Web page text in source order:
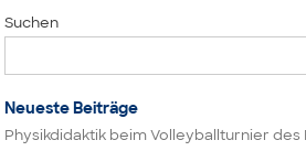
Suchen
Neueste Beiträge
Physikdidaktik beim Volleyballturnier des